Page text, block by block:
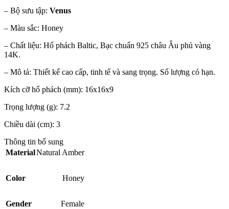
– Bộ sưu tập: Venus
– Màu sắc: Honey
– Chất liệu: Hổ phách Baltic, Bạc chuẩn 925 châu Âu phủ vàng
14K.
– Mô tả: Thiết kế cao cấp, tinh tế và sang trọng. Số lượng có hạn.
Kích cỡ hổ phách (mm): 16x16x9
Trọng lượng (g): 7.2
Chiều dài (cm): 3
Thông tin bổ sung
MaterialNatural Amber
Color Honey
Gender
Female